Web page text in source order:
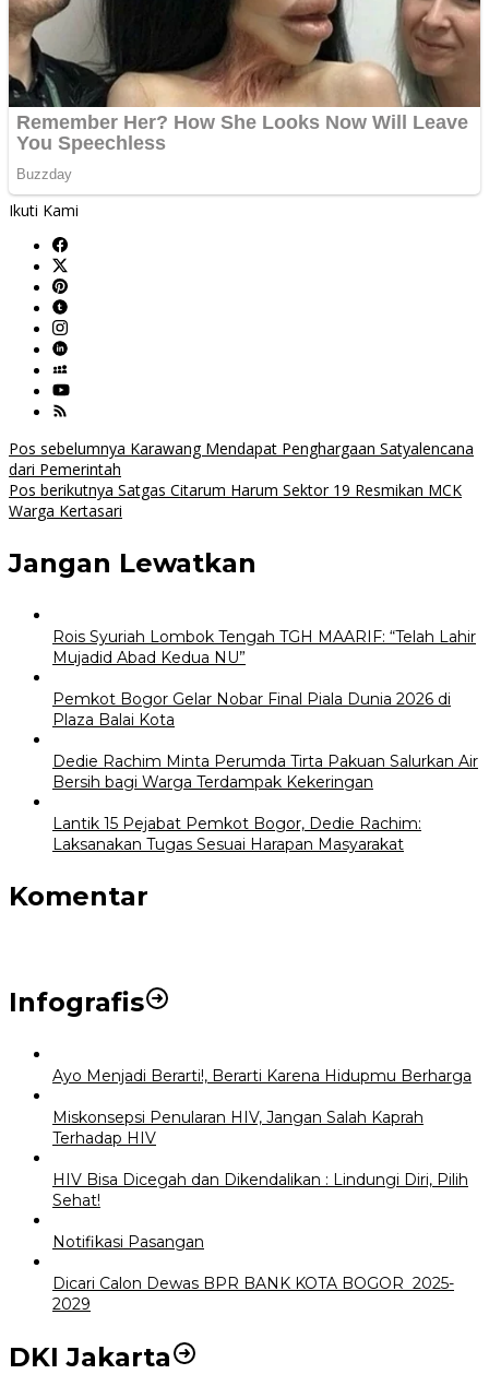
Ikuti Kami
Navigasi
pos
Pos sebelumnya Karawang Mendapat Penghargaan Satyalencana
dari Pemerintah
Pos berikutnya Satgas Citarum Harum Sektor 19 Resmikan MCK
Warga Kertasari
Jangan Lewatkan
Rois Syuriah Lombok Tengah TGH MAARIF: “Telah Lahir
Mujadid Abad Kedua NU”
Pemkot Bogor Gelar Nobar Final Piala Dunia 2026 di
Plaza Balai Kota
Dedie Rachim Minta Perumda Tirta Pakuan Salurkan Air
Bersih bagi Warga Terdampak Kekeringan
Lantik 15 Pejabat Pemkot Bogor, Dedie Rachim:
Laksanakan Tugas Sesuai Harapan Masyarakat
Komentar
Infografis
Ayo Menjadi Berarti!, Berarti Karena Hidupmu Berharga
Miskonsepsi Penularan HIV, Jangan Salah Kaprah
Terhadap HIV
HIV Bisa Dicegah dan Dikendalikan : Lindungi Diri, Pilih
Sehat!
Notifikasi Pasangan
Dicari Calon Dewas BPR BANK KOTA BOGOR 2025-
2029
DKI Jakarta